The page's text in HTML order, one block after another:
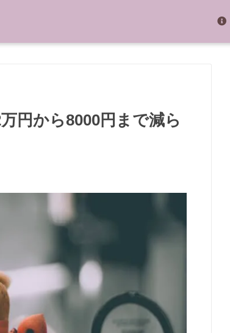
円から8000円まで減ら